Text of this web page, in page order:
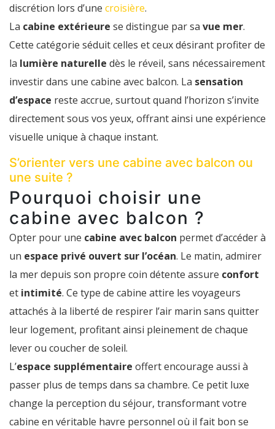
discrétion lors d’une croisière.
La cabine extérieure se distingue par sa vue mer.
Cette catégorie séduit celles et ceux désirant profiter de
la lumière naturelle dès le réveil, sans nécessairement
investir dans une cabine avec balcon. La sensation
d’espace reste accrue, surtout quand l’horizon s’invite
directement sous vos yeux, offrant ainsi une expérience
visuelle unique à chaque instant.
S’orienter vers une cabine avec balcon ou
une suite ?
Pourquoi choisir une
cabine avec balcon ?
Opter pour une cabine avec balcon permet d’accéder à
un espace privé ouvert sur l’océan. Le matin, admirer
la mer depuis son propre coin détente assure confort
et intimité. Ce type de cabine attire les voyageurs
attachés à la liberté de respirer l’air marin sans quitter
leur logement, profitant ainsi pleinement de chaque
lever ou coucher de soleil.
L’espace supplémentaire offert encourage aussi à
passer plus de temps dans sa chambre. Ce petit luxe
change la perception du séjour, transformant votre
cabine en véritable havre personnel où il fait bon se